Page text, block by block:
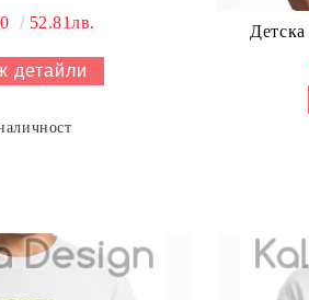
52.81лв.
детайли